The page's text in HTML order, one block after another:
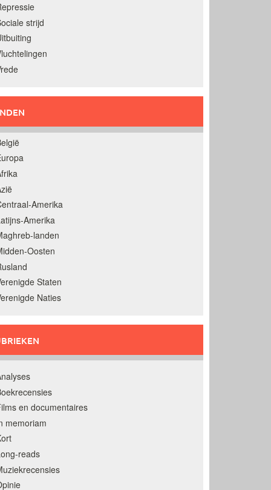
strijd
Amerika
Amerika
landen
Oosten
Staten
Naties
en documentaires
memoriam
reads